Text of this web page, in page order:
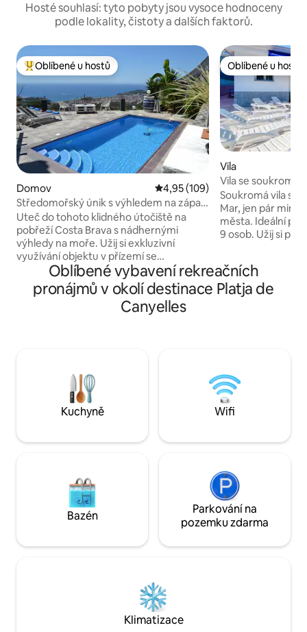
Hosté souhlasí: tyto pobyty jsou vysoce hodnoceny
podle lokality, čistoty a dalších faktorů.
Nejlepší v kategorii Oblíbené u hostů
Oblíbené u hostů
Domov Průměrné hodnocení 4,95 z 5,
4,95 (109)
Středomořský únik s výhledem na západ
slunce
Uteč do tohoto klidného útočiště na
pobřeží Costa Brava s nádhernými
výhledy na moře. Užij si exkluzivní
využívání objektu v přízemí se
soukromým bazénem se slanou vodou,
bujnou zahradou a terasou s grilem,
která je ideální pro stolování venku
s výhledem na moře. Nachází se 5 minut
prostředí, nevhodné pro skupiny přátel
mladších 28 let. Tvůj dokonalý pobyt na
Costa Brava.
Oblíbené u hostů
Oblíbené u hostů
Vila
Vila se
Mar
Soukromá vila s
Mar, jen pár
města. Ideální
9 osob. Užij si
společná
prostory (stolní
pro krátké
Oblíbené vybavení rekreačních
pronájmů v okolí destinace Platja de
Canyelles
Kuchyně Wifi
Bazén
Parkování na
pozemku zdarma
Klimatizace